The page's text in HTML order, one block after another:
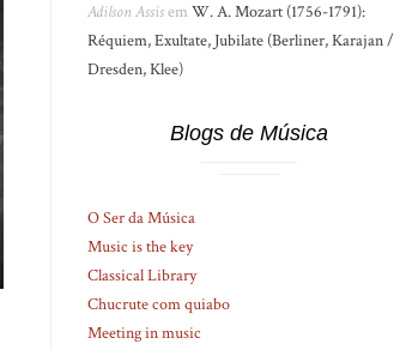
Adilson AssisemW. A. Mozart (1756-1791):
Réquiem, Exultate, Jubilate (Berliner, Karajan /
Dresden, Klee)
Blogs de Música
O Ser da Música
Music is the key
Classical Library
Chucrute com quiabo
Meeting in music